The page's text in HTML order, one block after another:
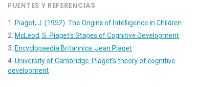
FUENTES Y REFERENCIAS
Piaget, J. (1952). The Origins of Intelligence in Children
McLeod, S. Piaget's Stages of Cognitive Development
Encyclopaedia Britannica. Jean Piaget
University of Cambridge. Piaget's theory of cognitive
development